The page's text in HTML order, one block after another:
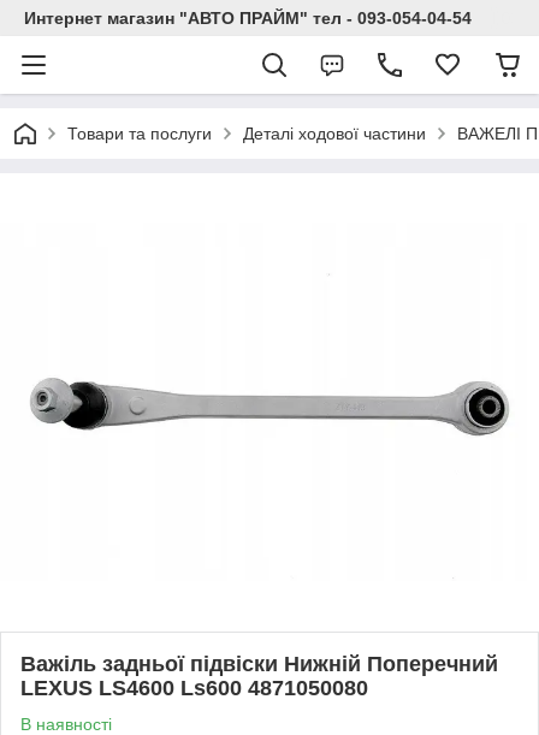
Интернет магазин "АВТО ПРАЙМ" тел - 093-054-04-54
Товари та послуги Деталі ходової частини ВАЖЕЛІ
Важіль задньої підвіски Нижній Поперечний
LEXUS LS4600 Ls600 4871050080
В наявності